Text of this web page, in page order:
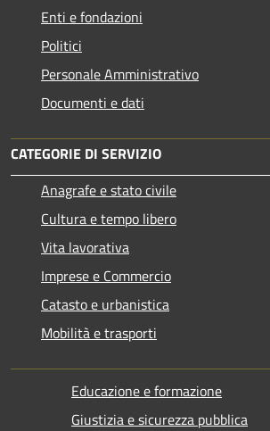
Enti e fondazioni
Politici
Personale Amministrativo
Documenti e dati
CATEGORIE DI SERVIZIO
Anagrafe e stato civile
Cultura e tempo libero
Vita lavorativa
Imprese e Commercio
Catasto e urbanistica
Mobilità e trasporti
Educazione e formazione
Giustizia e sicurezza pubblica